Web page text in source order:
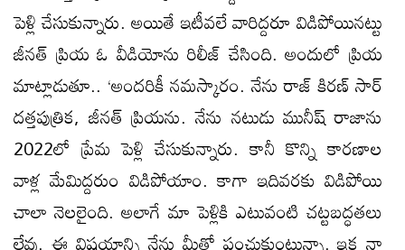
పెళ్లి చేసుకున్నారు. అయితే ఇటీవలే వారిద్దరూ విడిపోయినట్టు
జీనత్ ప్రియ ఓ వీడియోను రిలీజ్ చేసింది. అందులో ప్రియ
మాట్లాడుతూ.. ‘అందరికీ నమస్కారం. నేను రాజ్ కిరణ్ సార్
దత్తపుత్రిక, జీనత్ ప్రియను. నేను నటుడు మునీష్ రాజాను
2022లో ప్రేమ పెళ్లి చేసుకున్నారు. కానీ కొన్ని కారణాల
వాళ్ల మేమిద్దరుం విడిపోయాం. కాగా ఇదివరకు విడిపోయి
చాలా నెలలైంది. అలాగే మా పెళ్లికి ఎటువంటి చట్టబద్ధతలు
లేవు. ఈ విషయాన్ని నేను మీతో పంచుకుంటున్నా. ఇక నా